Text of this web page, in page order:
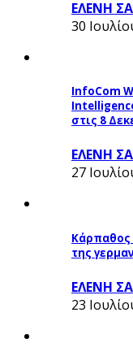
ΕΛΕΝΗ
30
InfoCom
στις 8
ΕΛΕΝΗ
27
Κάρπαθος
της
ΕΛΕΝΗ
23